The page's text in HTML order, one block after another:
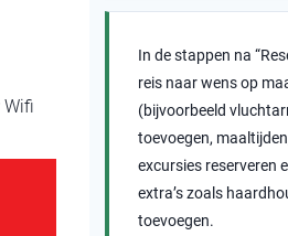
Wifi
In de stappen na
reis naar wens op
(bijvoorbeeld
toevoegen,
excursies reserveren
extra’s zoals
toevoegen.